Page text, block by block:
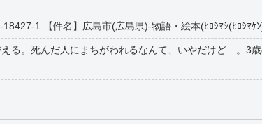
1 【件名】広島市(広島県)-物語・絵本(ﾋﾛｼﾏｼ(ﾋﾛｼﾏｹﾝ
る。死んだ人にまちがわれるなんて、いやだけど…。3